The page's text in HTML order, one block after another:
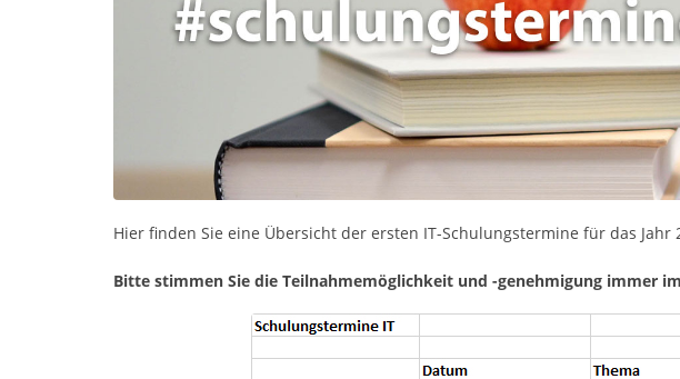
Hier finden Sie eine Übersicht der ersten IT-Schulungstermine für das Jahr
Bitte stimmen Sie die Teilnahmemöglichkeit und -genehmigung immer